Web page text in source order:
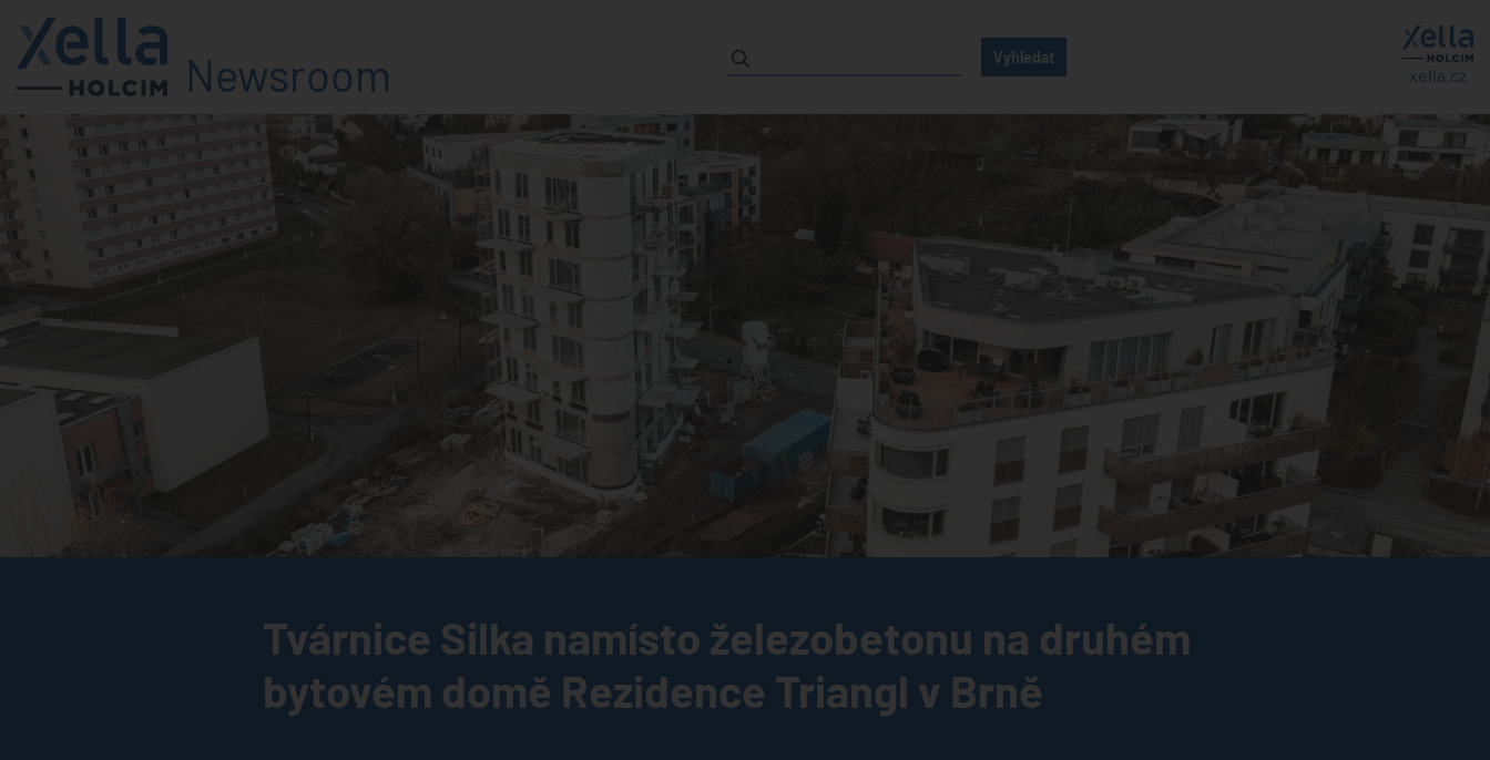
Newsroom xella.cz
Tvárnice Silka namísto železobetonu na druhém
bytovém domě Rezidence Triangl v Brně